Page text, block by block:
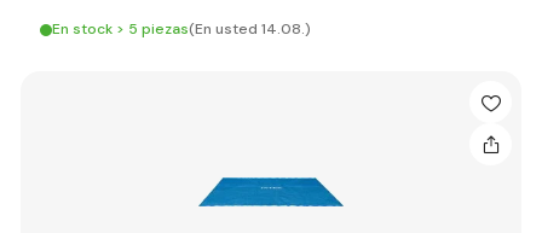
En stock > 5 piezas(En usted 14.08.)